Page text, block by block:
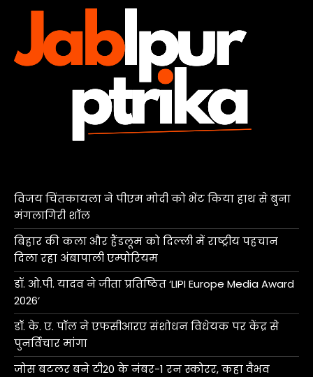
विजय चिंतकायला ने पीएम मोदी को भेंट किया हाथ से बुना
मंगलागिरी शॉल
बिहार की कला और हैंडलूम को दिल्ली में राष्ट्रीय पहचान
दिला रहा अंबापाली एम्पोरियम
डॉ. ओ.पी. यादव ने जीता प्रतिष्ठित ‘LIPI Europe Media Award
2026’
डॉ. के. ए. पॉल ने एफसीआरए संशोधन विधेयक पर केंद्र से
पुनर्विचार मांगा
जोस बटलर बने टी20 के नंबर-1 रन स्कोरर, कहा वैभव